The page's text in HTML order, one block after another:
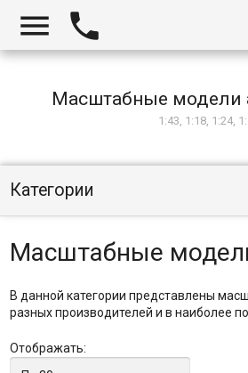
 
Масштабные модели
1:43, 1:18, 1:24,
Категории
Масштабные
В данной категории представлены
разных производителей и в наиболее
Отображать: